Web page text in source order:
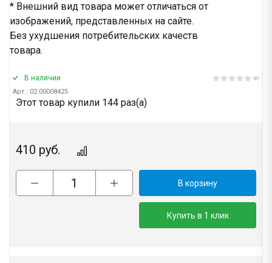
* Внешний вид товара может отличаться от
изображений, представленных на сайте.
Без ухудшения потребительских качеств
товара.
В наличии
Арт.: 02.00008425
(0)
Этот товар купили 144 раз(a)
410 руб.
В корзину
Купить в 1 клик